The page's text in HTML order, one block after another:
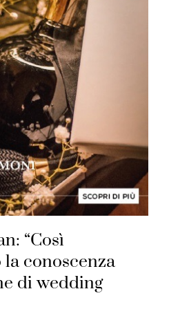
“Così
conoscenza
di wedding